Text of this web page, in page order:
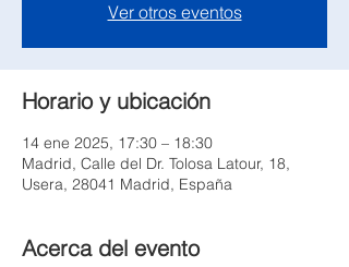
Ver otros eventos
Horario y ubicación
14 ene 2025, 17:30 – 18:30
Madrid, Calle del Dr. Tolosa Latour, 18,
Usera, 28041 Madrid, España
Acerca del evento